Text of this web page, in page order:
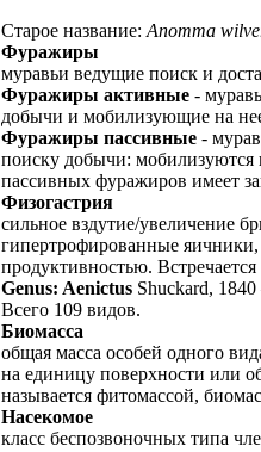
Старое название:Anomma
Фуражиры
муравьи ведущие поиск и
Фуражиры активные -
добычи и мобилизующие на
Фуражиры пассивные -
поиску добычи:
пассивных фуражиров имеет
Физогастрия
сильное вздутие/увеличение
гипертрофированные яичники,
продуктивностью.
Genus: Aenictus Shuckard, 1840
Всего 109 видов.
Биомасса
общая масса особей одного
на единицу поверхности или
называется фитомассой,
Насекомое
класс беспозвоночных типа